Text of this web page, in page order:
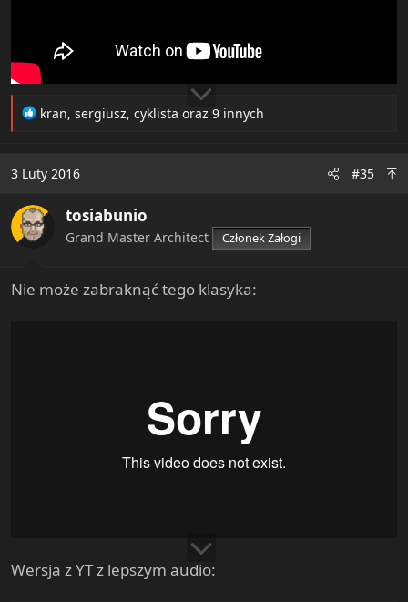
R
t
o
n
kran, sergiusz, cyklista oraz 9 innych
3 Luty 2016 #35
tosiabunio
Grand Master Architect Członek Załogi
Nie może zabraknąć tego klasyka:
Wersja z YT z lepszym audio: